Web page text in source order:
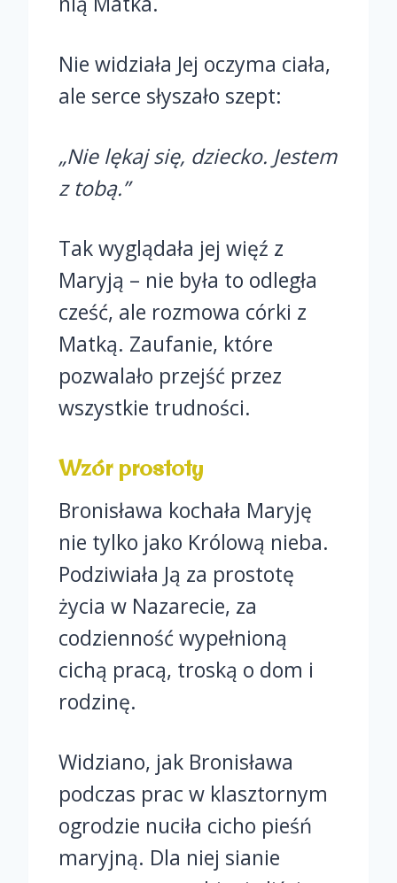
Nie widziała Jej oczyma ciała,
ale serce słyszało szept:
„Nie lękaj się, dziecko. Jestem
z tobą.”
Tak wyglądała jej więź z
Maryją – nie była to odległa
cześć, ale rozmowa córki z
Matką. Zaufanie, które
pozwalało przejść przez
wszystkie trudności.
Wzór prostoty
Bronisława kochała Maryję
nie tylko jako Królową nieba.
Podziwiała Ją za prostotę
życia w Nazarecie, za
codzienność wypełnioną
cichą pracą, troską o dom i
rodzinę.
Widziano, jak Bronisława
podczas prac w klasztornym
ogrodzie nuciła cicho pieśń
maryjną. Dla niej sianie